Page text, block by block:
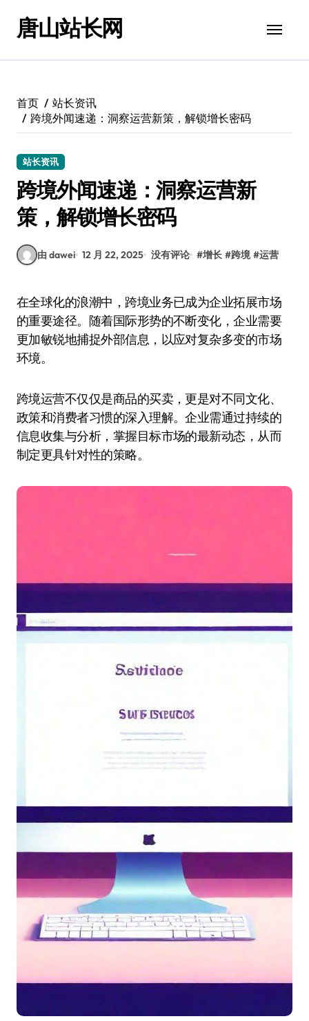
唐山站长网
首页
站长资讯
跨境外闻速递：洞察运营新策，解锁增长密码
站长资讯
跨境外闻速递：洞察运营新
策，解锁增长密码
由 dawei 12 月 22, 2025 没有评论 #增长 #跨境 #运营
在全球化的浪潮中，跨境业务已成为企业拓展市场
的重要途径。随着国际形势的不断变化，企业需要
更加敏锐地捕捉外部信息，以应对复杂多变的市场
环境。
跨境运营不仅仅是商品的买卖，更是对不同文化、
政策和消费者习惯的深入理解。企业需通过持续的
信息收集与分析，掌握目标市场的最新动态，从而
制定更具针对性的策略。